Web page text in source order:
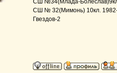
СШ №34(Млада-
СШ № 32(Мимонь) 10кл. 1982-
Гвездов-2